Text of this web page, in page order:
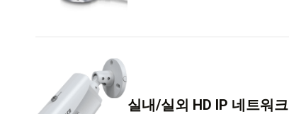
실내/실외 HD IP 네트워